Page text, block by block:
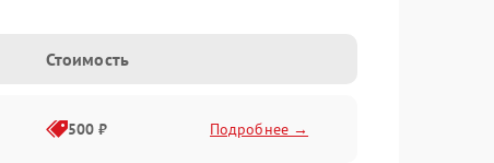
Стоимость
500 ₽ Подробнее →